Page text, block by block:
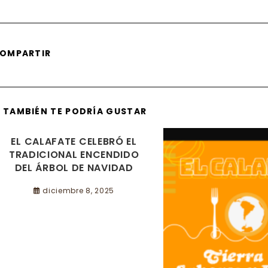
TAMBIÉN TE PODRÍA GUSTAR
EL CALAFATE CELEBRÓ EL
TRADICIONAL ENCENDIDO
DEL ÁRBOL DE NAVIDAD
diciembre 8, 2025